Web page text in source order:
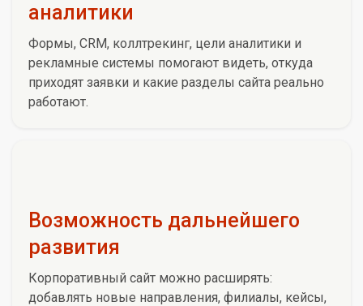
аналитики
Формы, CRM, коллтрекинг, цели аналитики и
рекламные системы помогают видеть, откуда
приходят заявки и какие разделы сайта реально
работают.
Возможность дальнейшего
развития
Корпоративный сайт можно расширять:
добавлять новые направления, филиалы, кейсы,